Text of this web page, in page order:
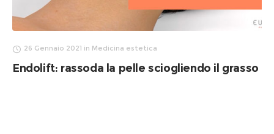
26 Gennaio 2021 in Medicina estetica
Endolift: rassoda la pelle sciogliendo il grasso